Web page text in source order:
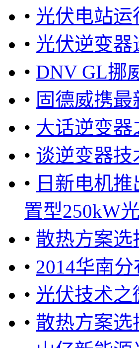
• 光伏电站
• 光伏逆变
• DNV GL挪
• 固德威携
• 大话逆变
• 谈逆变器
• 日新电机
置型250kW
• 散热方案
• 2014华南
• 光伏技术之
• 散热方案选